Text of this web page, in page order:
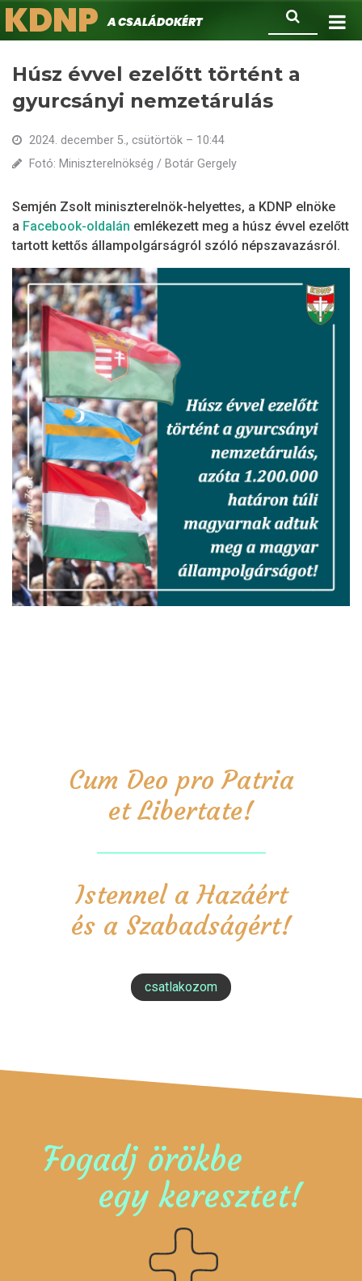
Ugrás
a
Keresés
KDNPA családokért.
Húsz évvel ezelőtt történt a
gyurcsányi nemzetárulás
2024. december 5., csütörtök – 10:44
Fotó: Miniszterelnökség / Botár Gergely
Semjén Zsolt miniszterelnök-helyettes, a KDNP elnöke
a Facebook-oldalán emlékezett meg a húsz évvel ezelőtt
tartott kettős állampolgárságról szóló népszavazásról.
Cum Deo pro Patria
et Libertate!
Istennel a Hazáért
és a Szabadságért!
csatlakozom
Fogadj örökbe
egy keresztet!